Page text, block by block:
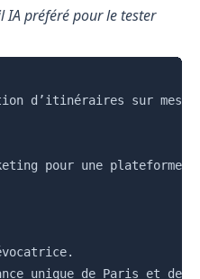
IA préféré pour le tester
d’itinéraires sur
pour une
unique de Paris et des